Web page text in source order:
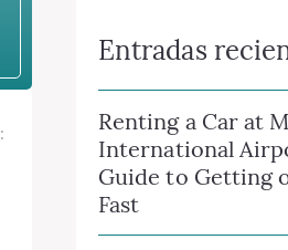
Entradas
Renting a Car at
International
Guide to Getting
Fast